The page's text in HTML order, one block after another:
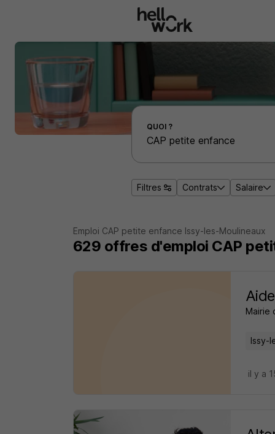
Effectuer une recherche d'emploi par localité
QUOI ?
Filtres Contrats Salaire
Emploi CAP petite enfance Issy-les-Moulineaux
629 offres d'emploi CAP
Mairie
Issy-
il y a